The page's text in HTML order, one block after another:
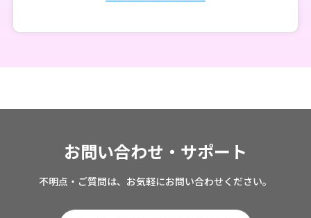
お問い合わせ・サポート
不明点・ご質問は、お気軽にお問い合わせください。